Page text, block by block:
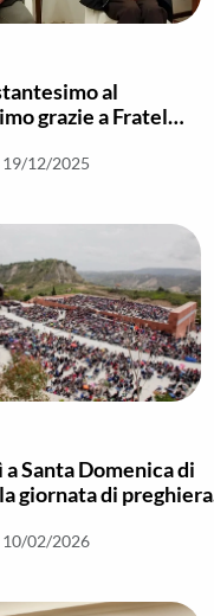
al
grazie a Fratel
12/2025
Santa Domenica di
giornata di preghiera
02/2026